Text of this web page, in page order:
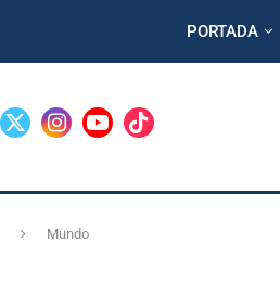
PORTADA
Mundo